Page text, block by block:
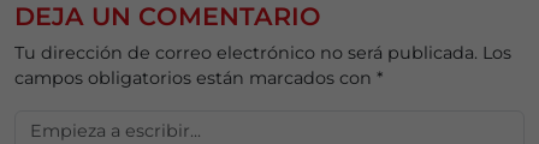
DEJA UN COMENTARIO
Tu dirección de correo electrónico no será publicada. Los
campos obligatorios están marcados con *